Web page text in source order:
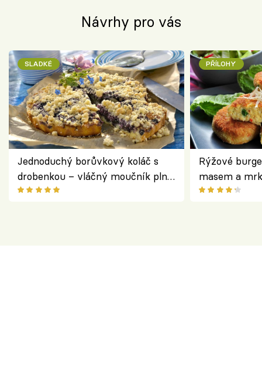
Návrhy pro vás
SLADKÉ
Jednoduchý borůvkový koláč s
drobenkou – vláčný moučník plný
ovoce
PŘÍLOHY
Rýžové
masem a
salátem –